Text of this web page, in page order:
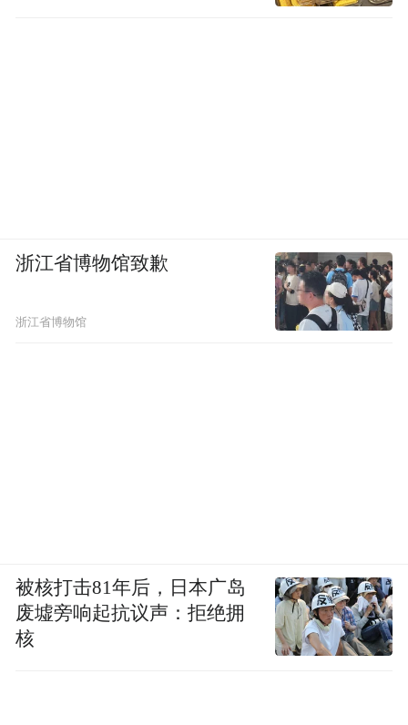
浙江省博物馆致歉
浙江省博物馆
被核打击81年后，日本广岛
废墟旁响起抗议声：拒绝拥
核